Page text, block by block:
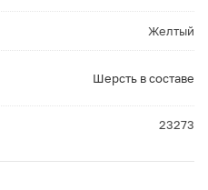
Желтый
Шерсть в составе
23273